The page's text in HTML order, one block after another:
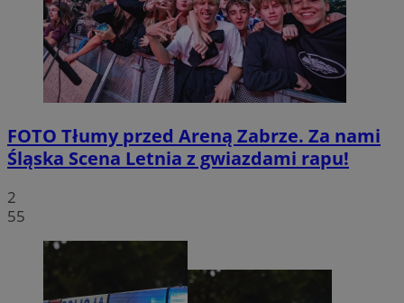
FOTO Tłumy przed Areną Zabrze. Za nami
Śląska Scena Letnia z gwiazdami rapu!
2
55